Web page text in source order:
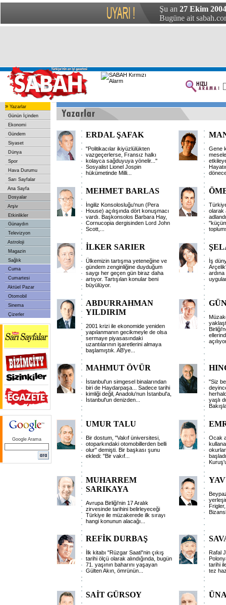
Şu an 27 Ekim
Bugüne ait
» Yazarlar
Günün İçinden
Ekonomi
Gündem
Siyaset
Dünya
Spor
Hava Durumu
Sarı Sayfalar
Ana Sayfa
Dosyalar
Arşiv
Etkinlikler
Günaydın
Televizyon
Astroloji
Magazin
Sağlık
Cuma
Cumartesi
Aktüel Pazar
Otomobil
Sinema
Çizerler
Google Arama
ERDAL ŞAFAK
"Politikacılar ikiyüzlülükten
vazgeçerlerse, Fransız halkı
kolayca sağduyuya yönelir..."
Sosyalist Lionel Jospin
hükümetinde Milli
Gene
MEHMET BARLAS
İngiliz Konsolosluğu'nun (Pera
House) açılışında dört konuşmacı
vardı. Başkonsolos Barbara Hay,
Cornucopia dergisinden Lord John
Scott,
olarak
İLKER SARIER
Ülkemizin tartışma yeteneğine ve
gündem zenginliğine duyduğum
saygı her geçen gün biraz daha
artıyor. Tartışılan konular beni
büyülüyor.
İş
ABDURRAHMAN
YILDIRIM
2001 krizi ile ekonomide yeniden
yapılanmanın gecikmeyle de olsa
sermaye piyasasındaki
uzantılarının işaretlerini almaya
başlamıştık. AB'ye
MAHMUT ÖVÜR
İstanbul'un simgesel binalarından
biri de Haydarpaşa... Sadece tarihi
kimliği değil, Anadolu'nun İstanbul'a,
İstanbul'un denizden
"Siz
yaşlı
UMUR TALU
Bir dostum, "Vakıf üniversitesi,
otoparkındaki otomobillerden belli
olur" demişti. Bir başkası şunu
ekledi: "Bir vakıf
Ocak
MUHARREM
SARIKAYA
Avrupa Birliği'nin 17 Aralık
zirvesinde tarihini belirleyeceği
Türkiye ile müzakerede ilk sırayı
hangi konunun alacağı
REFİK DURBAŞ
İlk kitabı "Rüzgar Saati"nin çıkış
tarihi ölçü olarak alındığında, bugün
71. yaşının baharını yaşayan
Gülten Akın, ömrünün
Rafal
tarihi
tez
SAİT GÜRSOY